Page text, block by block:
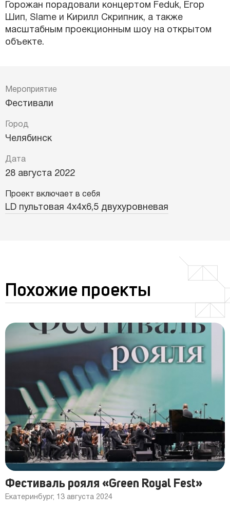
Горожан порадовали концертом Feduk, Егор
Шип, Slame и Кирилл Скрипник, а также
масштабным проекционным шоу на открытом
объекте.
Мероприятие
Фестивали
Город
Челябинск
Дата
28 августа 2022
Проект включает в себя
LD пультовая 4х4х6,5 двухуровневая
Похожие проекты
Фестиваль рояля «Green Royal Fest»
Екатеринбург, 13 августа 2024